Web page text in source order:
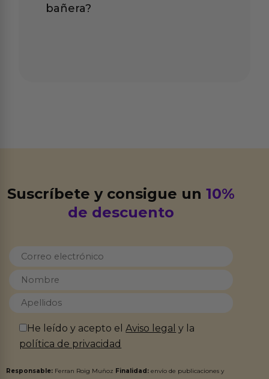
bañera?
Suscríbete y consigue un10%
de descuento
He leído y acepto elAviso legal y la
política de privacidad
Responsable: Ferran Roig Muñoz Finalidad: envío de publicaciones y